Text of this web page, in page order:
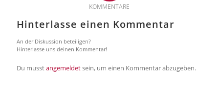
KOMMENTARE
Hinterlasse einen Kommentar
An der Diskussion beteiligen?
Hinterlasse uns deinen Kommentar!
Du musstangemeldetsein, um einen Kommentar abzugeben.